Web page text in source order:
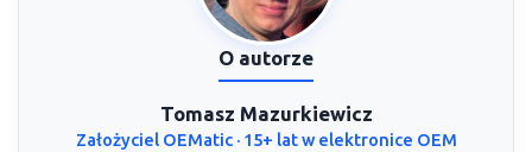
O autorze
Tomasz Mazurkiewicz
Założyciel OEMatic · 15+ lat w elektronice OEM